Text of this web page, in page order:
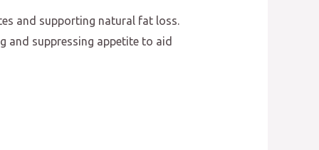
and supporting natural fat loss.
and suppressing appetite to aid